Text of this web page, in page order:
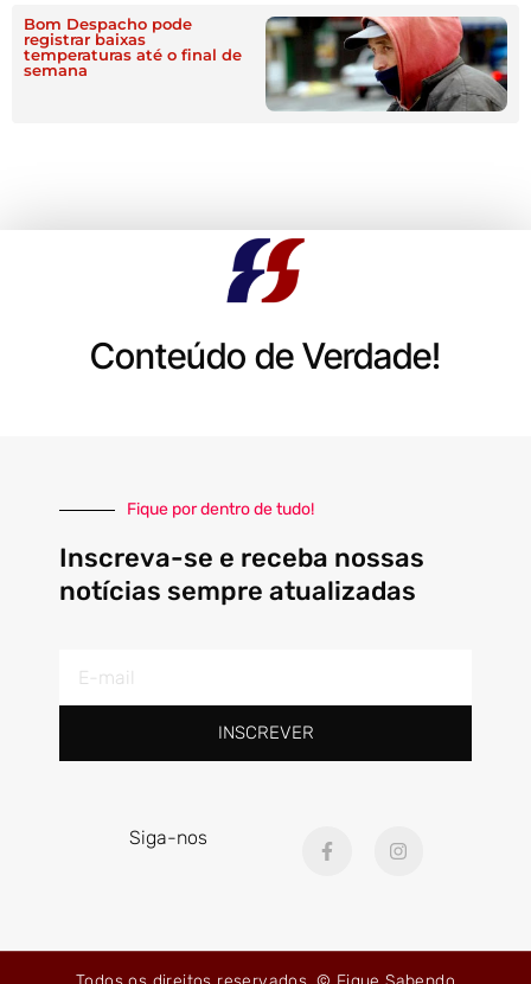
Bom Despacho pode
registrar baixas
temperaturas até o final de
semana
Conteúdo de Verdade!
Fique por dentro de tudo!
Inscreva-se e receba nossas
notícias sempre atualizadas
mail
INSCREVER
Siga-nos
a
o
n
r